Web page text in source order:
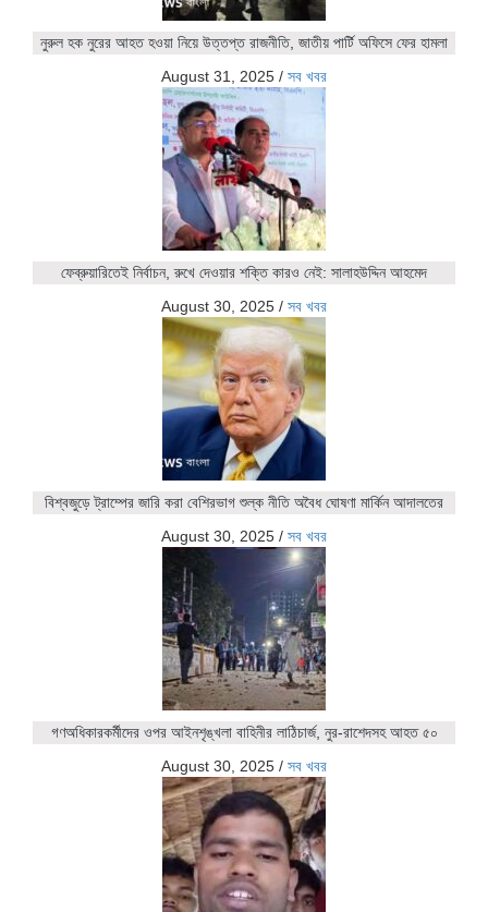
নুরুল হক নুরের আহত হওয়া নিয়ে উত্তপ্ত রাজনীতি, জাতীয় পার্টি অফিসে ফের হামলা
August 31, 2025 / সব খবর
ফেব্রুয়ারিতেই নির্বাচন, রুখে দেওয়ার শক্তি কারও নেই: সালাহউদ্দিন আহমেদ
August 30, 2025 / সব খবর
বিশ্বজুড়ে ট্রাম্পের জারি করা বেশিরভাগ শুল্ক নীতি অবৈধ ঘোষণা মার্কিন আদালতের
August 30, 2025 / সব খবর
গণঅধিকারকর্মীদের ওপর আইনশৃঙ্খলা বাহিনীর লাঠিচার্জ, নুর-রাশেদসহ আহত ৫০
August 30, 2025 / সব খবর